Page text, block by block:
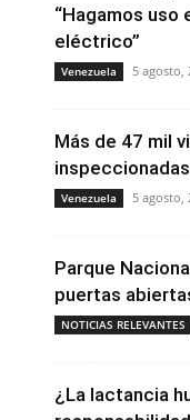
“Hagamos
eléctrico”
Venezuela 5 agosto,
Más de 47 mil
Venezuela 5 agosto,
Parque
puertas
NOTICIAS RELEVANTES
¿La lactancia